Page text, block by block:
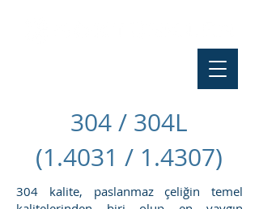
304 / 304L
(1.4031 / 1.4307)
304 kalite, paslanmaz çeliğin temel